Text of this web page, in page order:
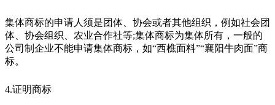
集体商标的申请人须是团体、协会或者其他组织，例如社会团
体、协会组织、农业合作社等;集体商标为集体所有，一般的
公司制企业不能申请集体商标，如“西樵面料”“襄阳牛肉面”商
标。
4.证明商标